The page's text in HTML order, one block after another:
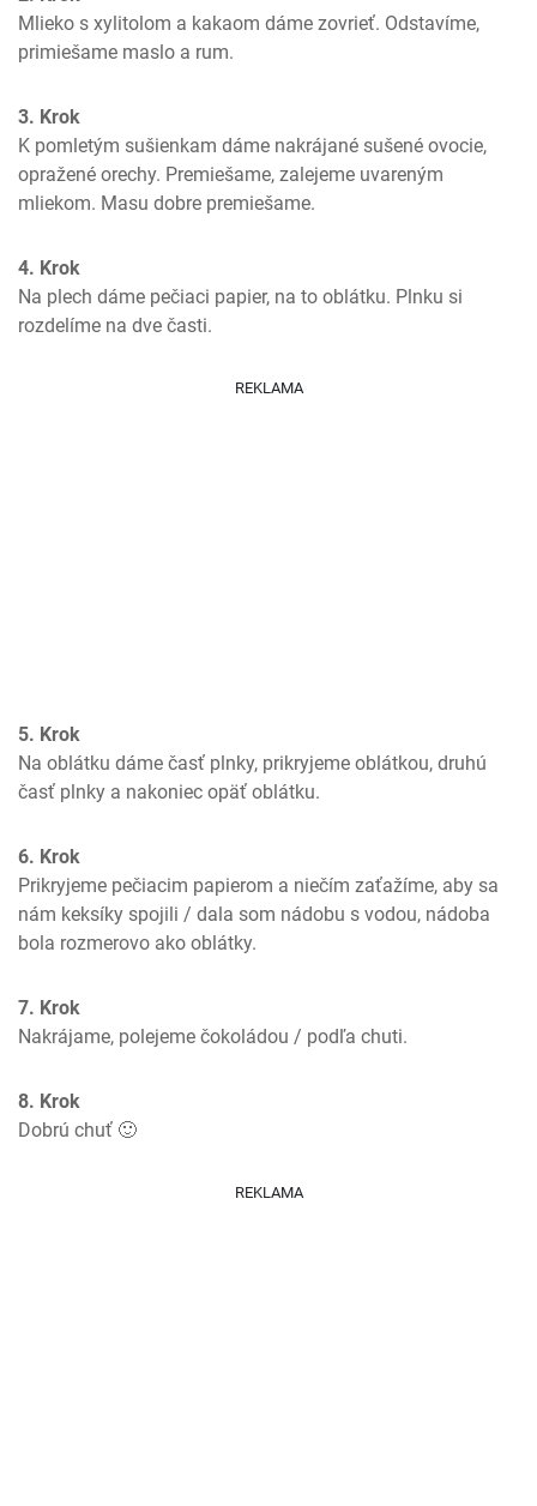
Mlieko s xylitolom a kakaom dáme zovrieť. Odstavíme,
primiešame maslo a rum.
3. Krok
K pomletým sušienkam dáme nakrájané sušené ovocie,
opražené orechy. Premiešame, zalejeme uvareným
mliekom. Masu dobre premiešame.
4. Krok
Na plech dáme pečiaci papier, na to oblátku. Plnku si
rozdelíme na dve časti.
REKLAMA
5. Krok
Na oblátku dáme časť plnky, prikryjeme oblátkou, druhú
časť plnky a nakoniec opäť oblátku.
6. Krok
Prikryjeme pečiacim papierom a niečím zaťažíme, aby sa
nám keksíky spojili / dala som nádobu s vodou, nádoba
bola rozmerovo ako oblátky.
7. Krok
Nakrájame, polejeme čokoládou / podľa chuti.
8. Krok
Dobrú chuť 🙂
REKLAMA